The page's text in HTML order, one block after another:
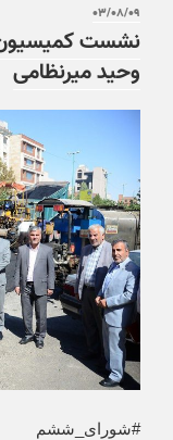
۰۳/۰۸/۰۹
نشست
وحید میرنظامی
#شورای_ششم